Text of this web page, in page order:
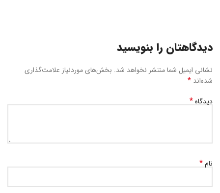
دیدگاهتان را بنویسید
نشانی ایمیل شما منتشر نخواهد شد. بخش‌های موردنیاز علامت‌گذاری
شده‌اند *
دیدگاه*
نام*